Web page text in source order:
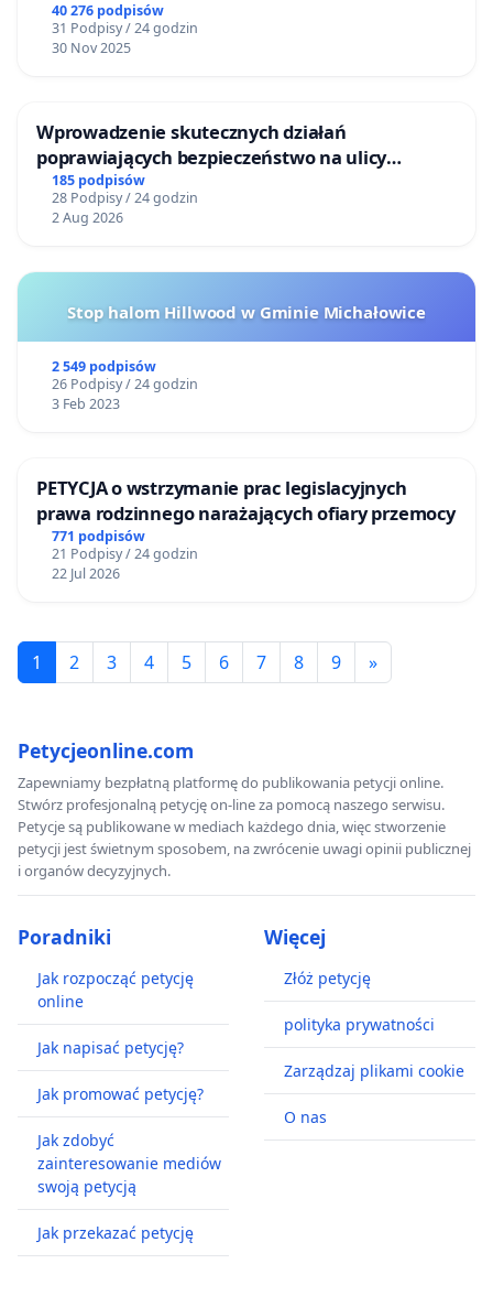
40 276 podpisów
31 Podpisy / 24 godzin
30 Nov 2025
Wprowadzenie skutecznych działań
poprawiających bezpieczeństwo na ulicy
Żeromskiego w Otwocku
185 podpisów
28 Podpisy / 24 godzin
2 Aug 2026
Stop halom Hillwood w Gminie Michałowice
2 549 podpisów
26 Podpisy / 24 godzin
3 Feb 2023
PETYCJA o wstrzymanie prac legislacyjnych
prawa rodzinnego narażających ofiary przemocy
771 podpisów
21 Podpisy / 24 godzin
22 Jul 2026
1 2 3 4 5 6 7 8 9 »
Petycjeonline.com
Zapewniamy bezpłatną platformę do publikowania petycji online.
Stwórz profesjonalną petycję on-line za pomocą naszego serwisu.
Petycje są publikowane w mediach każdego dnia, więc stworzenie
petycji jest świetnym sposobem, na zwrócenie uwagi opinii publicznej
i organów decyzyjnych.
Poradniki
Jak rozpocząć petycję
online
Jak napisać petycję?
Jak promować petycję?
Jak zdobyć
zainteresowanie mediów
swoją petycją
Jak przekazać petycję
Więcej
Złóż petycję
polityka prywatności
Zarządzaj plikami cookie
O nas